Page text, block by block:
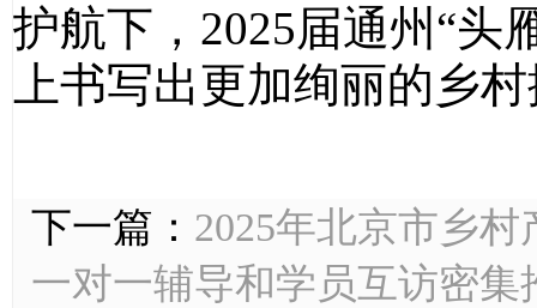
护航下，2025届通州“头
上书写出更加绚丽的乡
下一篇： 2025年北京市乡
一对一辅导和学员互访密集